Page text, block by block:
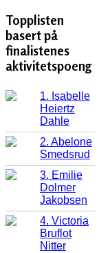
Topplisten
basert på
finalistenes
aktivitetspoeng
1. Isabelle
Heiertz
Dahle
2. Abelone
Smedsrud
3. Emilie
Dolmer
Jakobsen
4. Victoria
Bruflot
Nitter